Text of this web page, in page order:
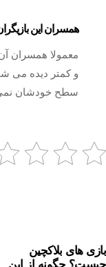
همسران این
معمولا همسران
و کمتر دیده می
سطح خودشان
بازی های بلاکچین